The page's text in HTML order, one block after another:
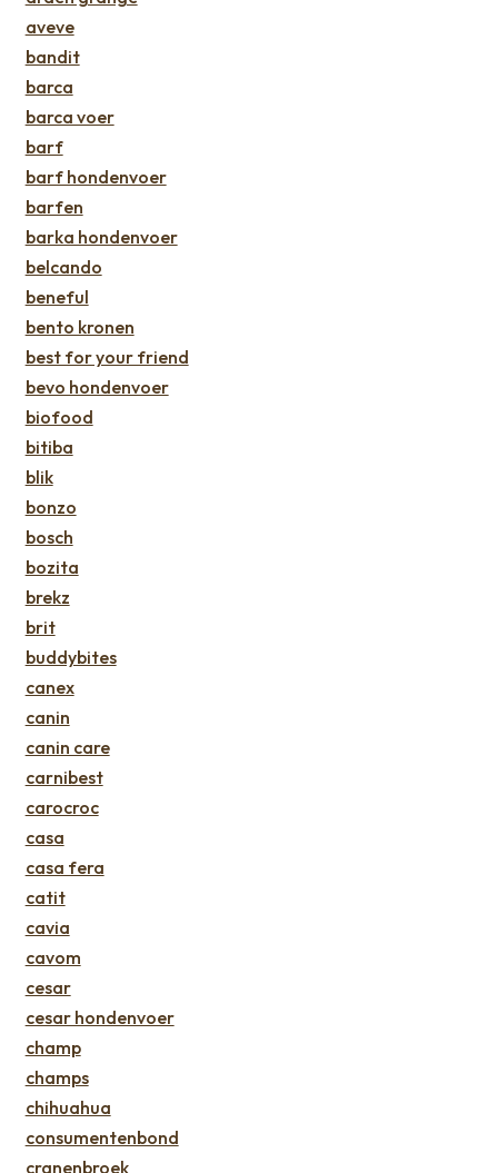
aveve
bandit
barca
barca voer
barf
barf hondenvoer
barfen
barka hondenvoer
belcando
beneful
bento kronen
best for your friend
bevo hondenvoer
biofood
bitiba
blik
bonzo
bosch
bozita
brekz
brit
buddybites
canex
canin
canin care
carnibest
carocroc
casa
casa fera
catit
cavia
cavom
cesar
cesar hondenvoer
champ
champs
chihuahua
consumentenbond
cranenbroek